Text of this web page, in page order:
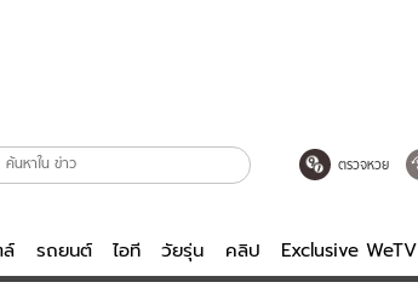
ตรวจหวย
ล์ รถยนต์ ไอที วัยรุ่น คลิป Exclusive WeTV